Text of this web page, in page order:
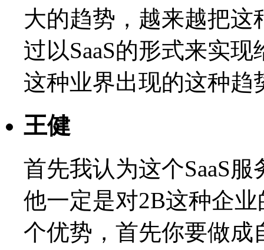
大的趋势，越来越把
过以SaaS的形式来实
这种业界出现的这种趋
王健
首先我认为这个SaaS
他一定是对2B这种企
个优势，首先你要做成